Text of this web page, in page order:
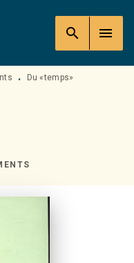
search menu
• Du «temps»